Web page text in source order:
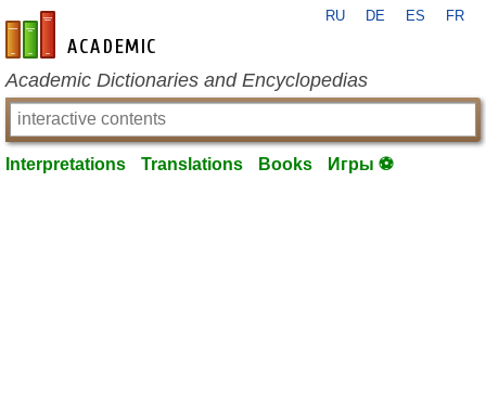
en-academic.com
RU DE ES FR
Academic Dictionaries and Encyclopedias
Interpretations Translations Books Игры ⚽